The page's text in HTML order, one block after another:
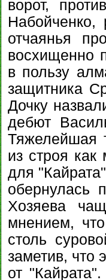
ворот,
Набойченко,
отчаянья
восхищенно
в пользу
защитника
Дочку
дебют
Тяжелейшая
из строя
для
обернулась
Хозяева
мнением,
столь
заметив, что
от